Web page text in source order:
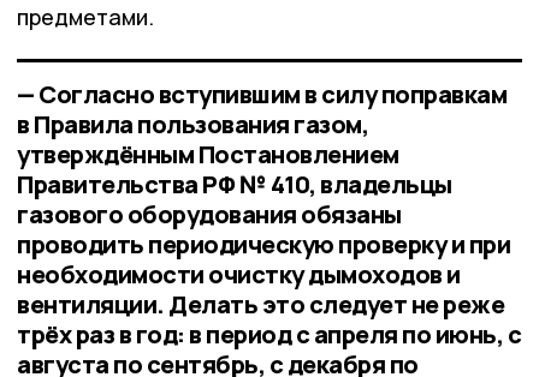
предметами.
— Согласно вступившим в силу поправкам
в Правила пользования газом,
утверждённым Постановлением
Правительства РФ № 410, владельцы
газового оборудования обязаны
проводить периодическую проверку и при
необходимости очистку дымоходов и
вентиляции. Делать это следует не реже
трёх раз в год: в период с апреля по июнь, с
августа по сентябрь, с декабря по